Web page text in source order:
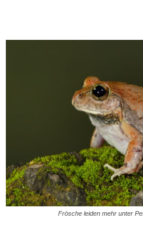
Frösche leiden mehr unter